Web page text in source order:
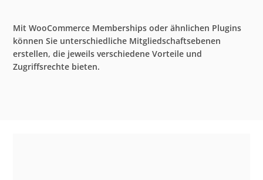
Mit WooCommerce Memberships oder ähnlichen Plugins
können Sie unterschiedliche Mitgliedschaftsebenen
erstellen, die jeweils verschiedene Vorteile und
Zugriffsrechte bieten.